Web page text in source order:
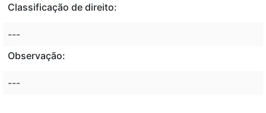
Classificação de direito:
---
Observação:
---